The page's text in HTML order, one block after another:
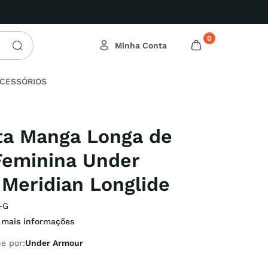
0
Manga Longa de
Under
Longlide
informações
por:Under Armour